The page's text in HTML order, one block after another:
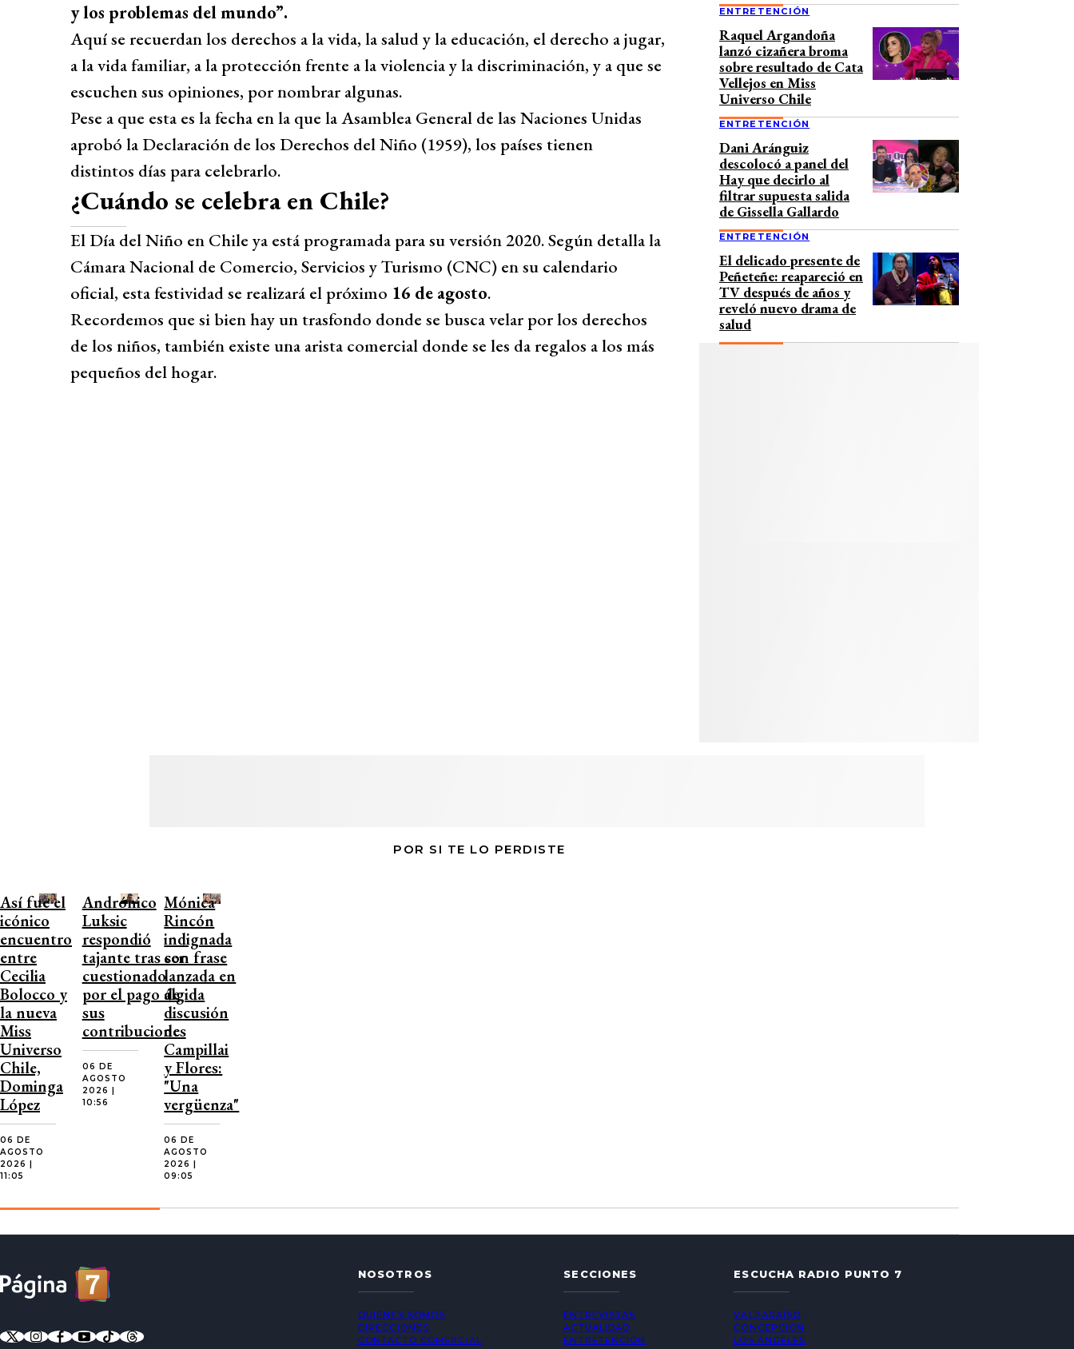
y los problemas del mundo”.
Aquí se recuerdan los derechos a la vida, la salud y la educación, el derecho a jugar,
a la vida familiar, a la protección frente a la violencia y la discriminación, y a que se
escuchen sus opiniones, por nombrar algunas.
Pese a que esta es la fecha en la que la Asamblea General de las Naciones Unidas
aprobó la Declaración de los Derechos del Niño (1959), los países tienen
distintos días para celebrarlo.
¿Cuándo se celebra en Chile?
El Día del Niño en Chile ya está programada para su versión 2020. Según detalla la
Cámara Nacional de Comercio, Servicios y Turismo (CNC) en su calendario
oficial, esta festividad se realizará el próximo 16 de agosto.
Recordemos que si bien hay un trasfondo donde se busca velar por los derechos
de los niños, también existe una arista comercial donde se les da regalos a los más
pequeños del hogar.
ENTRETENCIÓN
Raquel Argandoña
lanzó cizañera broma
sobre resultado de Cata
Vellejos en Miss
Universo Chile
ENTRETENCIÓN
Dani Aránguiz
descolocó a panel del
Hay que decirlo al
filtrar supuesta salida
de Gissella Gallardo
ENTRETENCIÓN
El delicado presente de
Peñeteñe: reapareció en
TV después de años y
reveló nuevo drama de
salud
POR SI TE LO PERDISTE
Así fue el
icónico
encuentro
entre
Cecilia
Bolocco y
la nueva
Miss
Universo
Chile,
Dominga
López
06 DE
AGOSTO
2026 |
11:05
Andrónico
Luksic
respondió
tajante tras ser
cuestionado
por el pago de
sus
contribuciones
06 DE
AGOSTO
2026 |
10:56
Mónica
Rincón
indignada
con frase
lanzada en
álgida
discusión
de
Campillai
y Flores:
"Una
vergüenza"
06 DE
AGOSTO
2026 |
09:05
NOSOTROS
QUIÉNES SOMOS
DIRECCIONES
CONTACTO COMERCIAL
SECCIONES
ENTREVISTAS
ACTUALIDAD
ENTRETENCIÓN
ESCUCHA RADIO PUNTO 7
VALPARAÍSO
CONCEPCIÓN
LOS ÁNGELES